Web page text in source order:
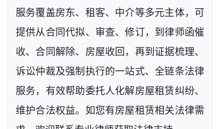
服务覆盖房东、租客、中介等多元主体，可
提供从合同代拟、审查、修订，到律师函催
收、合同解除、房屋收回，再到证据梳理、
诉讼仲裁及强制执行的一站式、全链条法律
服务，有效帮助委托人化解房屋租赁纠纷、
维护合法权益。如您有房屋租赁相关法律需